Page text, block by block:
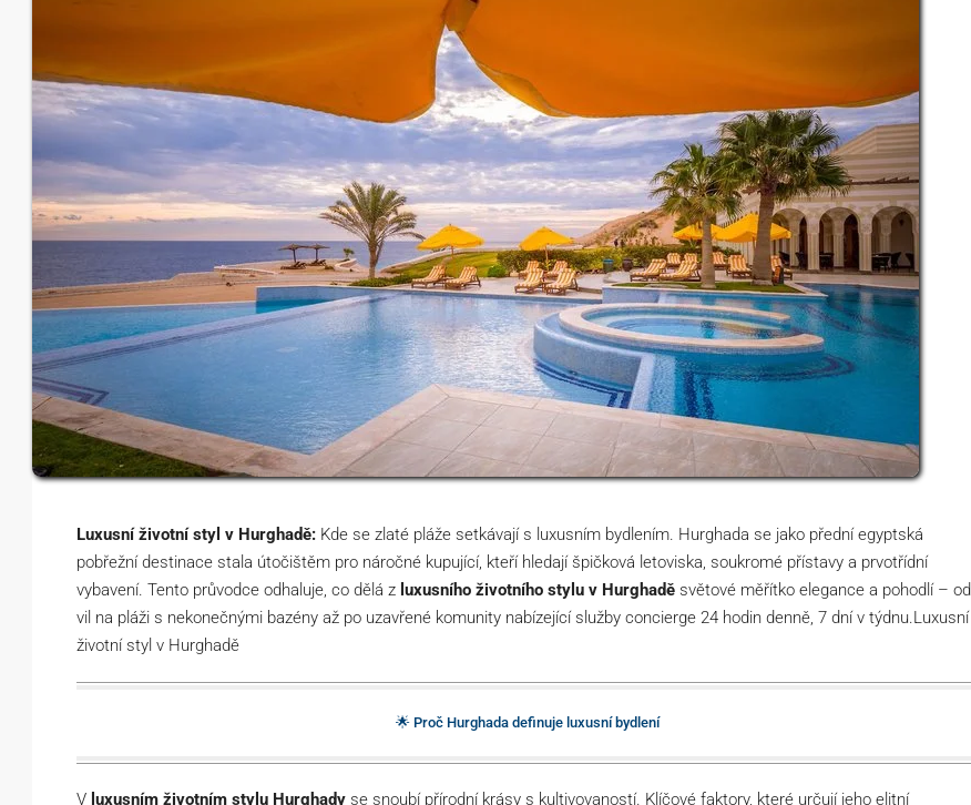
Luxusní životní styl v Hurghadě: Kde se zlaté pláže setkávají s luxusním bydlením. Hurghada se jako přední egyptská
pobřežní destinace stala útočištěm pro náročné kupující, kteří hledají špičková letoviska, soukromé přístavy a prvotřídní
vybavení. Tento průvodce odhaluje, co dělá z luxusního životního stylu v Hurghadě světové měřítko elegance a pohodlí – od
vil na pláži s nekonečnými bazény až po uzavřené komunity nabízející služby concierge 24 hodin denně, 7 dní v týdnu.Luxusní
životní styl v Hurghadě
🌟 Proč Hurghada definuje luxusní bydlení
V luxusním životním stylu Hurghady se snoubí přírodní krásy s kultivovaností. Klíčové faktory, které určují jeho elitní